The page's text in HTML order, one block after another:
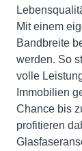
Mit einem
Bandbreite
werden. So
volle
Immobilien
Chance bis
profitieren